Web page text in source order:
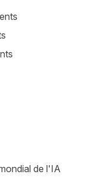
de l'IA